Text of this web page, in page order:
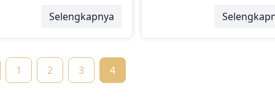
Jakabaring Palembang,
serta lifeleat Asian
2018. Pameran ini dibuka
Dirjen Kebudayaan
Selengkapnya
1 2 3 4